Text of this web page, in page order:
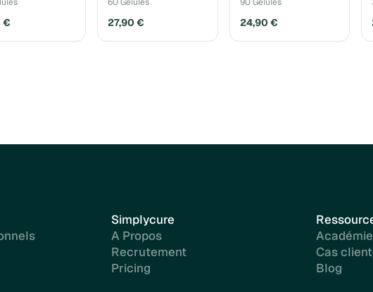
€ 27,90 € 24,90 €
Simplycure
A Propos
Recrutement
Pricing
Académie
Cas
Blog